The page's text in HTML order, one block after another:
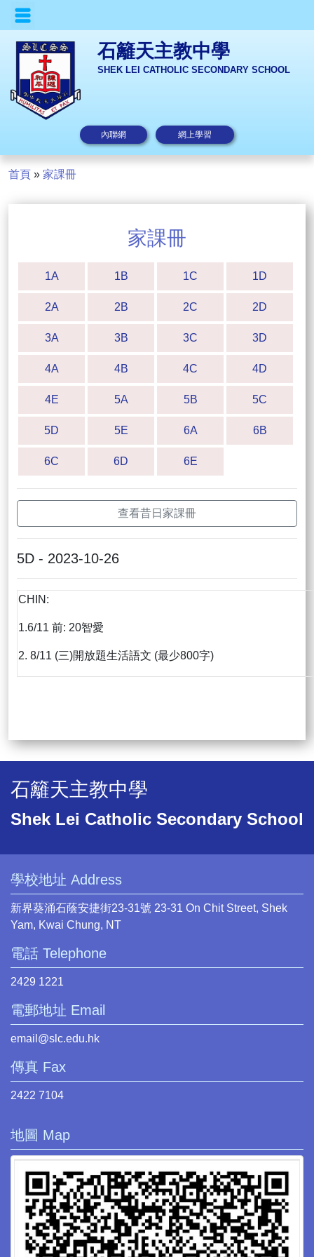
石籬天主教中學
SHEK LEI CATHOLIC SECONDARY SCHOOL
內聯網 網上學習
首頁 » 家課冊
家課冊
1A 1B 1C 1D
2A 2B 2C 2D
3A 3B 3C 3D
4A 4B 4C 4D
4E 5A 5B 5C
5D 5E 6A 6B
6C 6D 6E
查看昔日家課冊
5D - 2023-10-26
CHIN:
1.6/11 前: 20智愛
2. 8/11 (三)開放題生活語文 (最少800字)
石籬天主教中學
Shek Lei Catholic Secondary School
學校地址 Address
新界葵涌石蔭安捷街23-31號 23-31 On Chit Street, Shek
Yam, Kwai Chung, NT
電話 Telephone
2429 1221
電郵地址 Email
email@slc.edu.hk
傳真 Fax
2422 7104
地圖 Map